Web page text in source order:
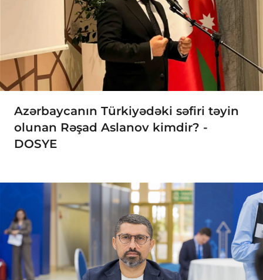
Azərbaycanın Türkiyədəki səfiri təyin
olunan Rəşad Aslanov kimdir? -
DOSYE